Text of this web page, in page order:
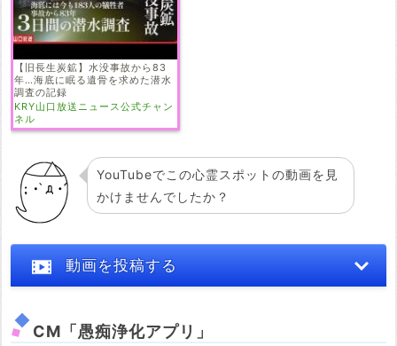
【旧長生炭鉱】水没事故から83
年…海底に眠る遺骨を求めた潜水
調査の記録
KRY山口放送ニュース公式チャン
ネル
YouTubeでこの心霊スポットの動画を見
かけませんでしたか？
動画を投稿する
CM「愚痴浄化アプリ」